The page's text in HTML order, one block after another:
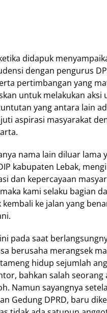
didapuk
dengan pengurus
pertimbangan yang
untuk melakukan aksi
yang antara lain
aspirasi masyarakat
nama lain diluar lama
kabupaten Lebak,
dan kepercayaan
kami selaku bagian
ke jalan yang
pada saat
berusaha merangsek
hidup sejumlah
bahkan salah seorang
Namun sayangnya
Gedung DPRD, baru